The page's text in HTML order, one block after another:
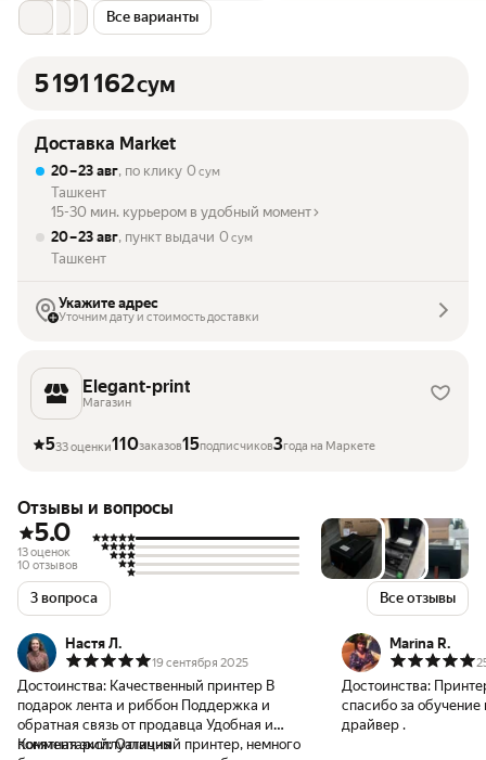
Все варианты
5 191 162сум
Доставка Market
20 – 23 авг, по клику 0 сум
Ташкент
15-30 мин. курьером в удобный момент
20 – 23 авг, пункт выдачи 0 сум
Ташкент
Укажите адрес
Уточним дату и стоимость доставки
Elegant-print
Магазин
533 оценки110заказов15подписчиков3года на Маркете
Отзывы и вопросы
5.0
13 оценок
10 отзывов
3 вопроса Все отзывы
Настя Л.
19 сентября 2025
Достоинства: Качественный принтер В
подарок лента и риббон Поддержка и
обратная связь от продавца Удобная и
понятная эксплуатация
Комментарий: Отличный принтер, немного
Marina R.
Достоинства:
спасибо за обучение
драйвер .